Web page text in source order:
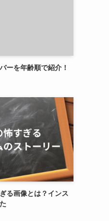
ーを年齢順で紹介！
る画像とは？インス